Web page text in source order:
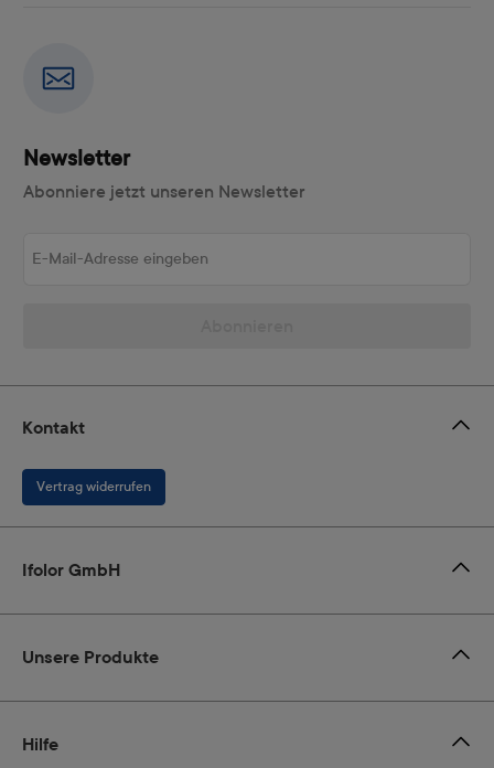
Newsletter
Abonniere jetzt unseren Newsletter
Kontakt
Vertrag widerrufen
Ifolor GmbH
Unsere Produkte
Hilfe